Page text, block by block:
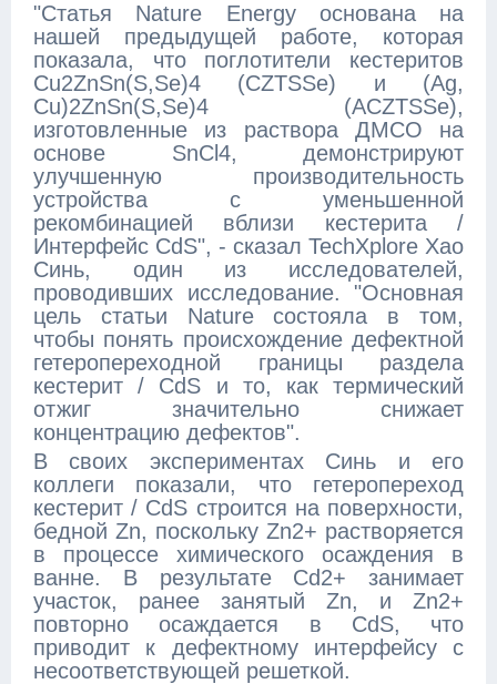
"Статья Nature Energy основана на
нашей предыдущей работе, которая
показала, что поглотители кестеритов
Cu2ZnSn(S,Se)4 (CZTSSe) и (Ag,
Cu)2ZnSn(S,Se)4 (ACZTSSe),
изготовленные из раствора ДМСО на
основе SnCl4, демонстрируют
улучшенную производительность
устройства с уменьшенной
рекомбинацией вблизи кестерита /
Интерфейс CdS", - сказал TechXplore Хао
Синь, один из исследователей,
проводивших исследование. "Основная
цель статьи Nature состояла в том,
чтобы понять происхождение дефектной
гетеропереходной границы раздела
кестерит / CdS и то, как термический
отжиг значительно снижает
концентрацию дефектов".
В своих экспериментах Синь и его
коллеги показали, что гетеропереход
кестерит / CdS строится на поверхности,
бедной Zn, поскольку Zn2+ растворяется
в процессе химического осаждения в
ванне. В результате Cd2+ занимает
участок, ранее занятый Zn, и Zn2+
повторно осаждается в CdS, что
приводит к дефектному интерфейсу с
несоответствующей решеткой.